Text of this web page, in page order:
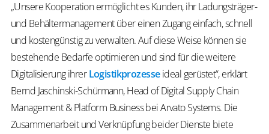
„Unsere Kooperation ermöglicht es Kunden, ihr Ladungsträger-
und Behältermanagement über einen Zugang einfach, schnell
und kostengünstig zu verwalten. Auf diese Weise können sie
bestehende Bedarfe optimieren und sind für die weitere
Digitalisierung ihrerLogistikprozesseideal gerüstet“, erklärt
Bernd Jaschinski-Schürmann, Head of Digital Supply Chain
Management & Platform Business bei Arvato Systems. Die
Zusammenarbeit und Verknüpfung beider Dienste biete